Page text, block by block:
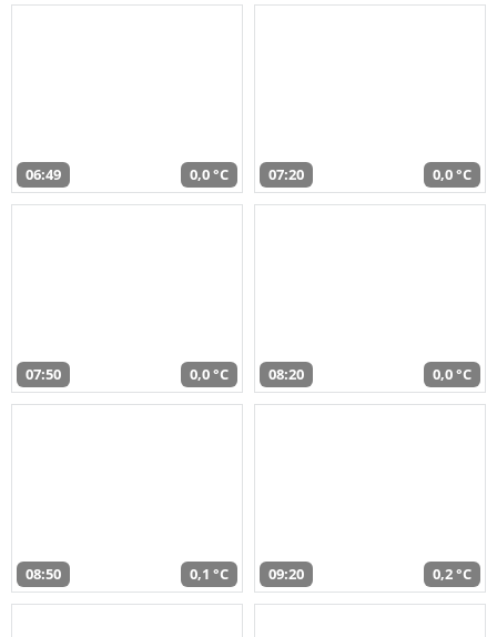
06:49 0,0 °C 07:20 0,0 °C
07:50 0,0 °C 08:20 0,0 °C
08:50 0,1 °C 09:20 0,2 °C